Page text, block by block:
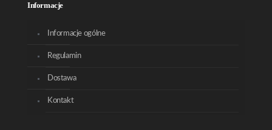
Informacje
Informacje ogólne
Regulamin
Dostawa
Kontakt